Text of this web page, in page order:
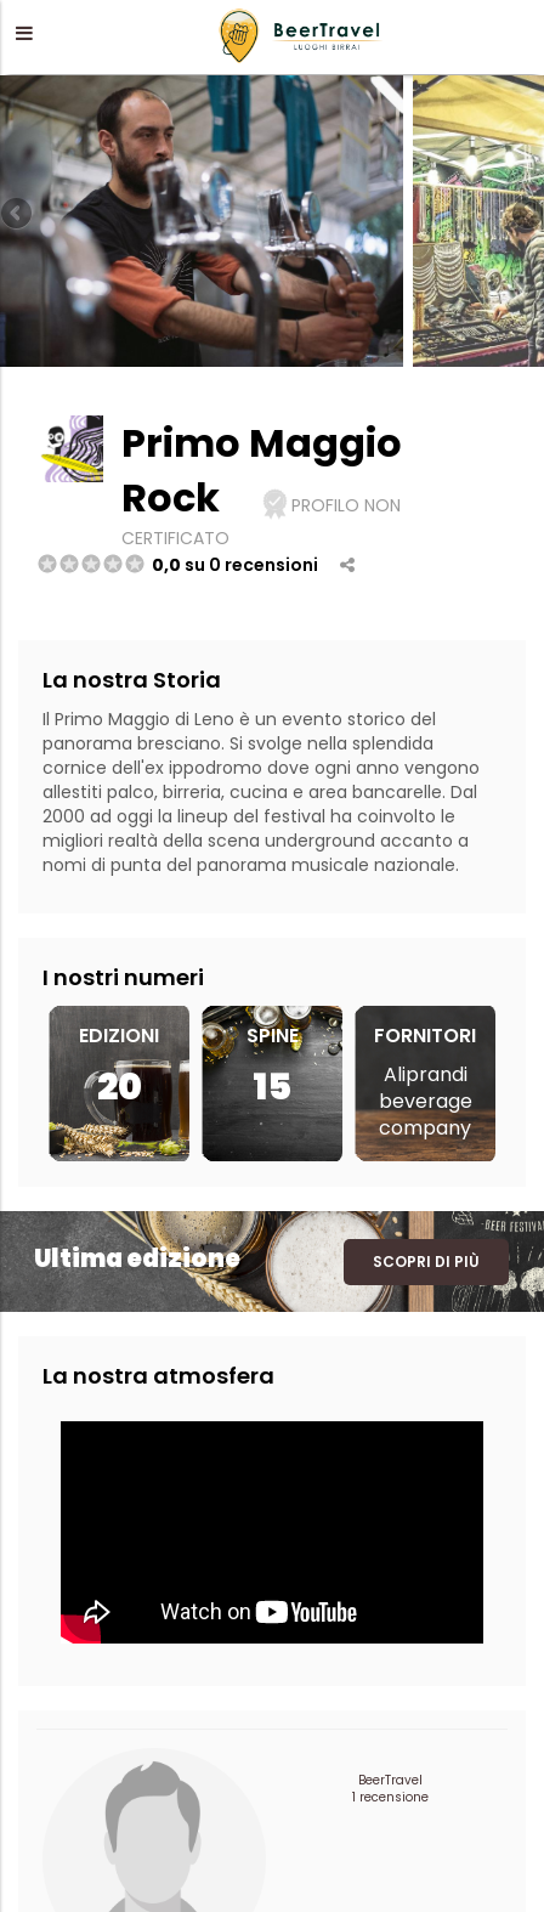
Primo Maggio
Rock
PROFILO NON
CERTIFICATO
0,0 su 0 recensioni
La nostra Storia
Il Primo Maggio di Leno è un evento storico del
panorama bresciano. Si svolge nella splendida
cornice dell'ex ippodromo dove ogni anno vengono
allestiti palco, birreria, cucina e area bancarelle. Dal
2000 ad oggi la lineup del festival ha coinvolto le
migliori realtà della scena underground accanto a
I nostri numeri
EDIZIONI
20
SPINE
15
FORNITORI
Aliprandi
beverage
company
Ultima edizione SCOPRI DI PIÙ
La nostra atmosfera
BeerTravel
1 recensione